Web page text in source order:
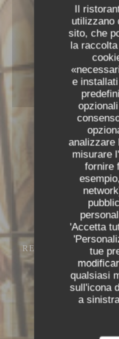
Il
utilizzano
sito, che
la
e
analizzare
misurare
fornire
'Accetta
tue
qualsiasi
sull'icona
a
RESTAURANT –
L'ANCIENNE